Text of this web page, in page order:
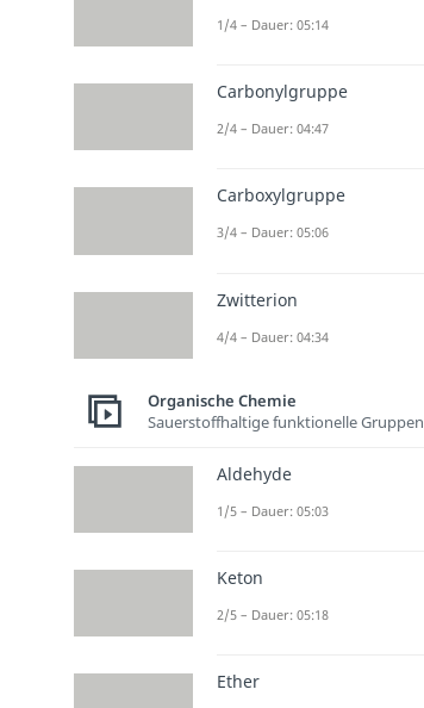
1/4 – Dauer: 05:14
Carbonylgruppe
2/4 – Dauer: 04:47
Carboxylgruppe
3/4 – Dauer: 05:06
Zwitterion
4/4 – Dauer: 04:34
Organische Chemie
Sauerstoffhaltige funktionelle Gruppen
Aldehyde
1/5 – Dauer: 05:03
Keton
2/5 – Dauer: 05:18
Ether